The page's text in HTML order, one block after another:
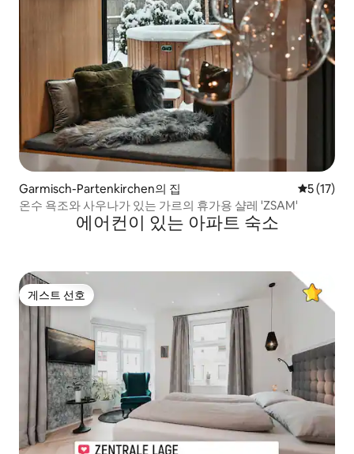
Garmisch-Partenkirchen의 집 평점 5점
5 (17)
온수 욕조와 사우나가 있는 가르의 휴가용 샬레 'ZSAM'
에어컨이 있는 아파트 숙소
게스트 선호
게스트 선호